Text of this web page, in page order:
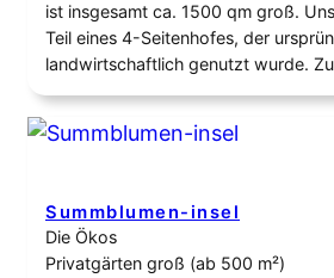
ist insgesamt ca. 1500 qm groß.
Teil eines 4-Seitenhofes, der
landwirtschaftlich genutzt wurde.
Teil ein reiner Gemüsegarten zum
andere Teil ein intensiv gemähter
als Einfriedung und der 3. Abschnitt
Summblumen-insel
Die Ökos
Privatgärten groß (ab 500 m²)